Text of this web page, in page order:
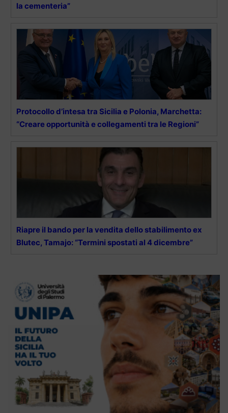
la cementeria”
Protocollo d’intesa tra Sicilia e Polonia, Marchetta:
“Creare opportunità e collegamenti tra le Regioni”
Riapre il bando per la vendita dello stabilimento ex
Blutec, Tamajo: “Termini spostati al 4 dicembre”